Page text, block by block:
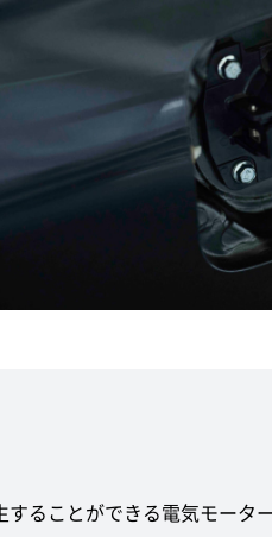
ることができる電気モータ